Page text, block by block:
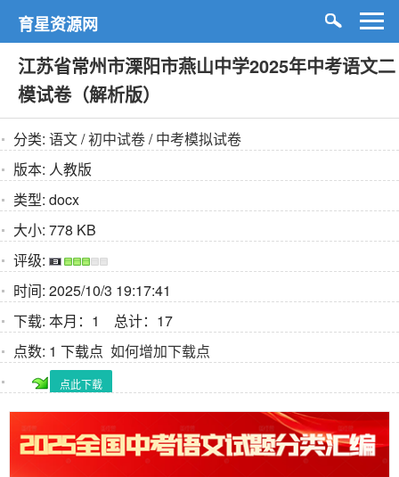
育星资源网
江苏省常州市溧阳市燕山中学2025年中考语文二
模试卷（解析版）
分类: 语文/初中试卷/中考模拟试卷
版本: 人教版
类型: docx
大小: 778 KB
评级:
时间: 2025/10/3 19:17:41
下载: 本月：1 总计：17
点数: 1 下载点 如何增加下载点
点此下载